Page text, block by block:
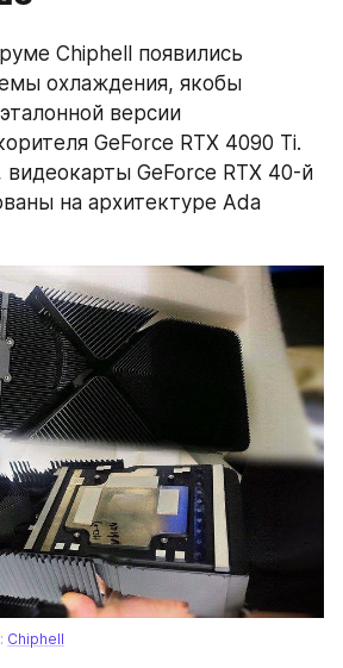
Chiphell появились
охлаждения, якобы
версии
GeForce RTX 4090 Ti.
видеокарты GeForce RTX 40-й
на архитектуре Ada
Chiphell